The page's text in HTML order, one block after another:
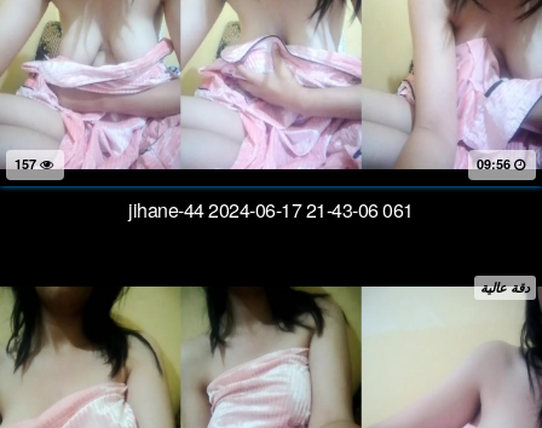
09:56
jihane-44 2024-06-17 21-43-06 061
دقة عالية